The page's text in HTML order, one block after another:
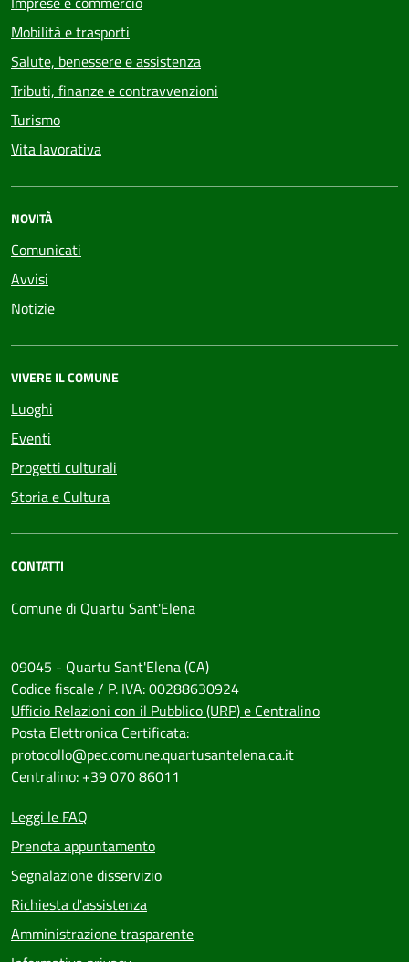
Mobilità e trasporti
Salute, benessere e assistenza
Tributi, finanze e contravvenzioni
Turismo
Vita lavorativa
NOVITÀ
Comunicati
Avvisi
Notizie
VIVERE IL COMUNE
Luoghi
Eventi
Progetti culturali
Storia e Cultura
CONTATTI
Comune di Quartu Sant'Elena
09045 - Quartu Sant'Elena (CA)
Codice fiscale / P. IVA: 00288630924
Ufficio Relazioni con il Pubblico (URP) e Centralino
Posta Elettronica Certificata:
protocollo@pec.comune.quartusantelena.ca.it
Centralino: +39 070 86011
Leggi le FAQ
Prenota appuntamento
Segnalazione disservizio
Richiesta d'assistenza
Amministrazione trasparente